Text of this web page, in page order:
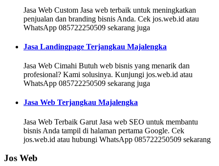
Jasa Web Custom Jasa web terbaik untuk meningkatkan
penjualan dan branding bisnis Anda. Cek jos.web.id atau
WhatsApp 085722250509 sekarang juga
Jasa Landingpage Terjangkau Majalengka
Jasa Web Cimahi Butuh web bisnis yang menarik dan
profesional? Kami solusinya. Kunjungi jos.web.id atau
WhatsApp 085722250509 sekarang juga
Jasa Web Terjangkau Majalengka
Jasa Web Terbaik Garut Jasa web SEO untuk membantu
bisnis Anda tampil di halaman pertama Google. Cek
jos.web.id atau hubungi WhatsApp 085722250509 sekarang
Jos Web